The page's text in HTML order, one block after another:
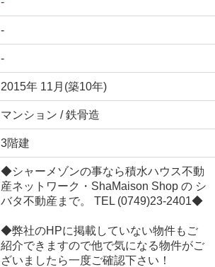
-
-
2015年 11月(築10年)
マンション / 鉄骨造
3階建
◆シャーメゾンの事なら積水ハウス不動
産ネットワーク・ShaMaison Shop の シ
バタ不動産まで。 TEL (0749)23-2401◆
◆弊社のHPに掲載していない物件もご
紹介できますので他で気になる物件がご
ざいましたら一度ご確認下さい！